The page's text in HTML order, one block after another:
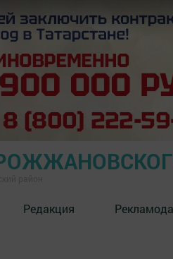
Редакция